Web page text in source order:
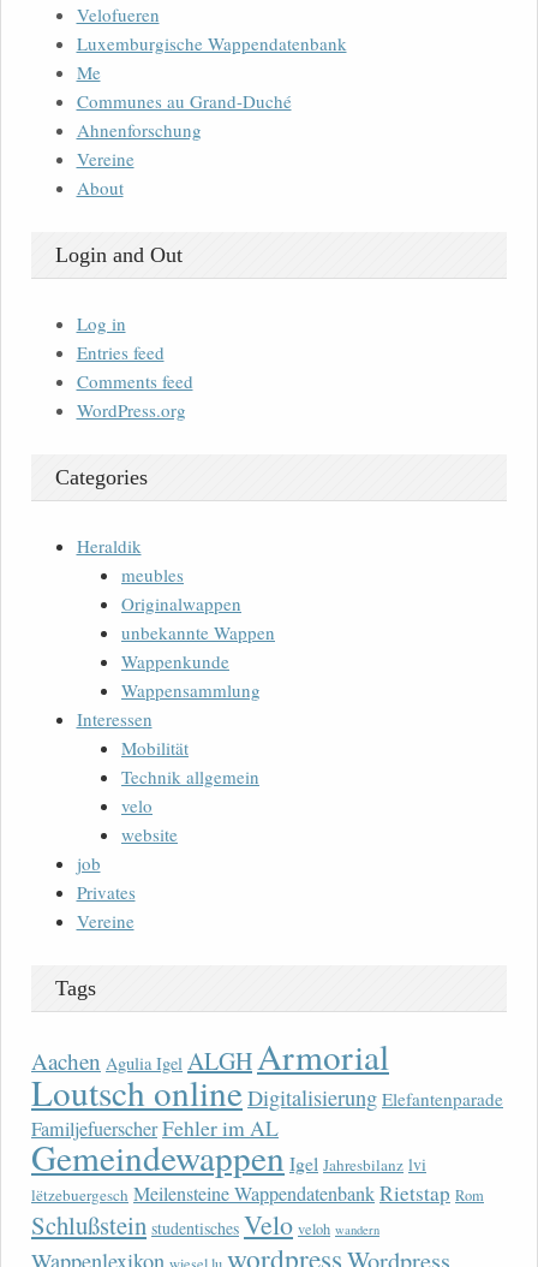
Velofueren
Luxemburgische Wappendatenbank
Me
Communes au Grand-Duché
Ahnenforschung
Vereine
About
Login and Out
Log in
Entries feed
Comments feed
WordPress.org
Categories
Heraldik
meubles
Originalwappen
unbekannte Wappen
Wappenkunde
Wappensammlung
Interessen
Mobilität
Technik allgemein
velo
website
job
Privates
Vereine
Tags
Aachen Agulia Igel ALGHArmorial
Loutsch onlineDigitalisierung Elefantenparade
FamiljefuerscherFehler im AL
Gemeindewappen Igel Jahresbilanz lvi
lëtzebuergesch Meilensteine WappendatenbankRietstap Rom
Schlußstein studentisches Velo veloh wandern
wordpress